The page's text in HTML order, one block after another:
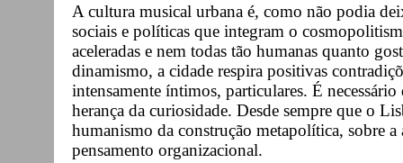
A cultura musical urbana é, como não podia
sociais e políticas que integram o
aceleradas e nem todas tão humanas quanto
dinamismo, a cidade respira positivas
intensamente íntimos, particulares. É
herança da curiosidade. Desde sempre que o
humanismo da construção metapolítica, sobre
pensamento organizacional.